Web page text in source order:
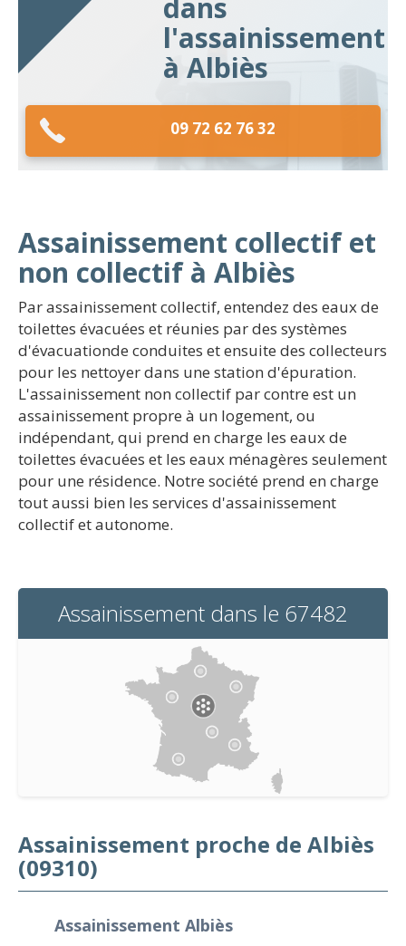
dans
l'assainissement
à Albiès
09 72 62 76 32
Assainissement collectif et
non collectif à Albiès
Par assainissement collectif, entendez des eaux de
toilettes évacuées et réunies par des systèmes
d'évacuationde conduites et ensuite des collecteurs
pour les nettoyer dans une station d'épuration.
L'assainissement non collectif par contre est un
assainissement propre à un logement, ou
indépendant, qui prend en charge les eaux de
toilettes évacuées et les eaux ménagères seulement
pour une résidence. Notre société prend en charge
tout aussi bien les services d'assainissement
collectif et autonome.
Assainissement dans le 67482
Assainissement proche de Albiès
(09310)
Assainissement Albiès